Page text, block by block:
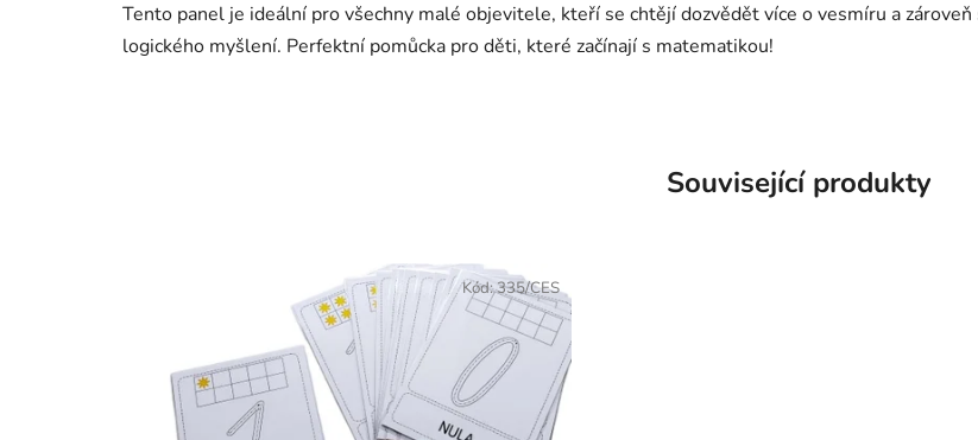
Tento panel je ideální pro všechny malé objevitele, kteří se chtějí dozvědět více o vesmíru a
logického myšlení. Perfektní pomůcka pro děti, které začínají s matematikou!
Související produkty
Kód:335/CES